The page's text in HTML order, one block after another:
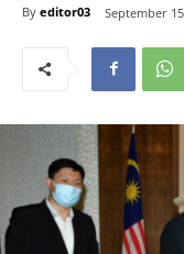
By editor03 September